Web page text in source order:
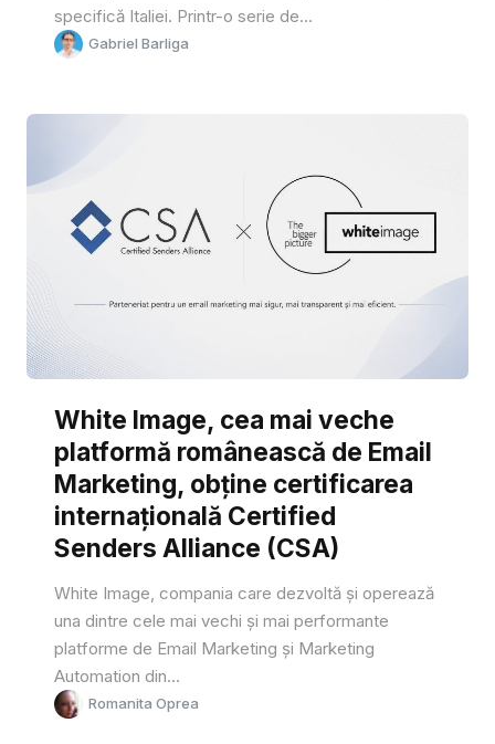
specifică Italiei. Printr-o serie de...
Gabriel Barliga
White Image, cea mai veche
platformă românească de Email
Marketing, obține certificarea
internațională Certified
Senders Alliance (CSA)
White Image, compania care dezvoltă și operează
una dintre cele mai vechi și mai performante
platforme de Email Marketing și Marketing
Automation din...
Romanita Oprea